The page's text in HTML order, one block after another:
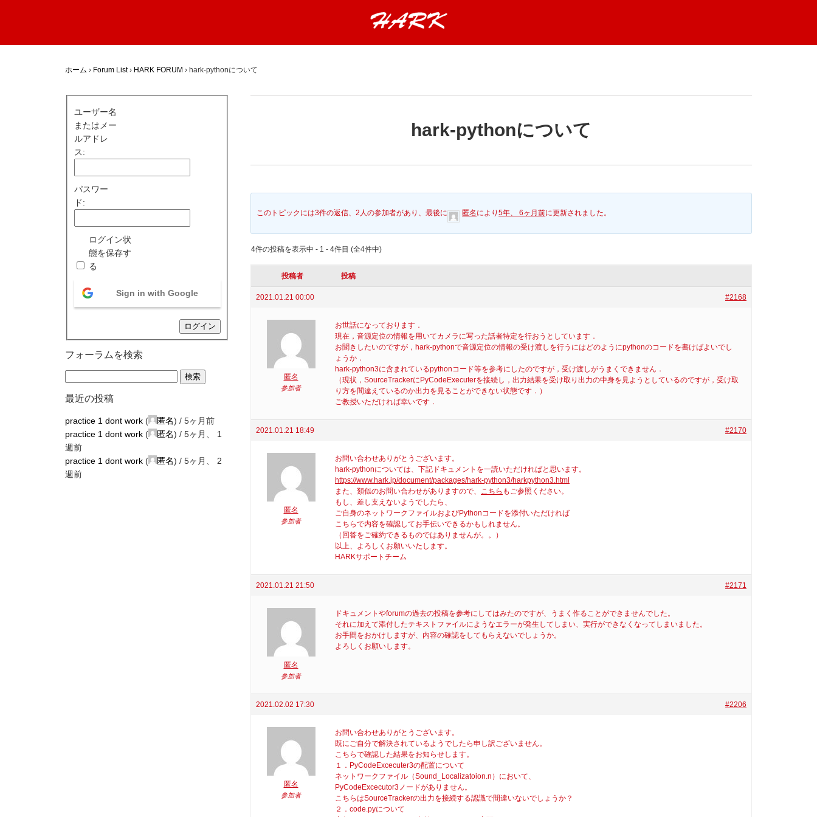
ホーム › Forum List › HARK FORUM › hark-pythonについて
hark-pythonについて
このトピックには3件の返信、2人の参加者があり、最後に 匿名 により5年、 6ヶ月前に更新されました。
4件の投稿を表示中 - 1 - 4件目 (全4件中)
投稿者 投稿
2021.01.21 00:00 #2168
匿名
参加者
お世話になっております．
現在，音源定位の情報を用いてカメラに写った話者特定を行おうとしています．
お聞きしたいのですが，hark-pythonで音源定位の情報の受け渡しを行うにはどのようにpythonのコードを書けばよいでし
ょうか．
hark-python3に含まれているpythonコード等を参考にしたのですが，受け渡しがうまくできません．
（現状，SourceTrackerにPyCodeExecuterを接続し，出力結果を受け取り出力の中身を見ようとしているのですが，受け取
り方を間違えているのか出力を見ることができない状態です．）
ご教授いただければ幸いです．
2021.01.21 18:49 #2170
匿名
参加者
お問い合わせありがとうございます。
hark-pythonについては、下記ドキュメントを一読いただければと思います。
https://www.hark.jp/document/packages/hark-python3/harkpython3.html
また、類似のお問い合わせがありますので、 こちら もご参照ください。
もし、差し支えないようでしたら、
ご自身のネットワークファイルおよびPythonコードを添付いただければ
こちらで内容を確認してお手伝いできるかもしれません。
（回答をご確約できるものではありませんが。。）
以上、よろしくお願いいたします。
HARKサポートチーム
2021.01.21 21:50 #2171
匿名
参加者
ドキュメントやforumの過去の投稿を参考にしてはみたのですが、うまく作ることができませんでした。
それに加えて添付したテキストファイルにようなエラーが発生してしまい、実行ができなくなってしまいました。
お手間をおかけしますが、内容の確認をしてもらえないでしょうか。
よろしくお願いします。
2021.02.02 17:30 #2206
匿名
参加者
お問い合わせありがとうございます。
既にご自分で解決されているようでしたら申し訳ございません。
こちらで確認した結果をお知らせします。
１．PyCodeExcecuter3の配置について
ネットワークファイル（Sound_Localizatoion.n）において、
PyCodeExcecutor3ノードがありません。
こちらはSourceTrackerの出力を接続する認識で間違いないでしょうか？
２．code.pyについて
ユーザー名
またはメー
ルアドレ
ス:
パスワー
ド:
ログイン状
態を保存す
る
Sign in with Google
ログイン
フォーラムを検索
最近の投稿
practice 1 dont work ( 匿名) / 5ヶ月前
practice 1 dont work ( 匿名) / 5ヶ月、 1
週前
practice 1 dont work ( 匿名) / 5ヶ月、 2
週前